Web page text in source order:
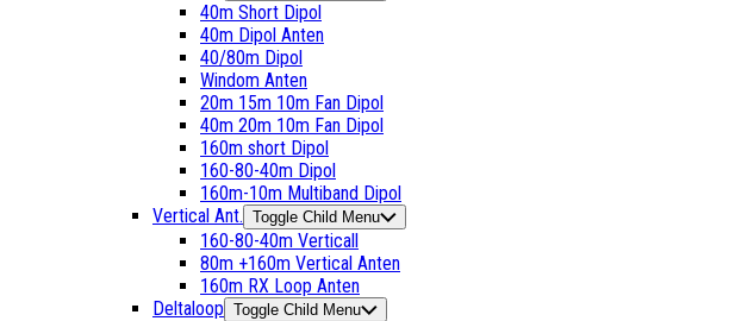
40m Short Dipol
40m Dipol Anten
40/80m Dipol
Windom Anten
20m 15m 10m Fan Dipol
40m 20m 10m Fan Dipol
160m short Dipol
160-80-40m Dipol
160m-10m Multiband Dipol
Vertical Ant. Toggle Child Menu
160-80-40m Verticall
80m +160m Vertical Anten
160m RX Loop Anten
Deltaloop Toggle Child Menu